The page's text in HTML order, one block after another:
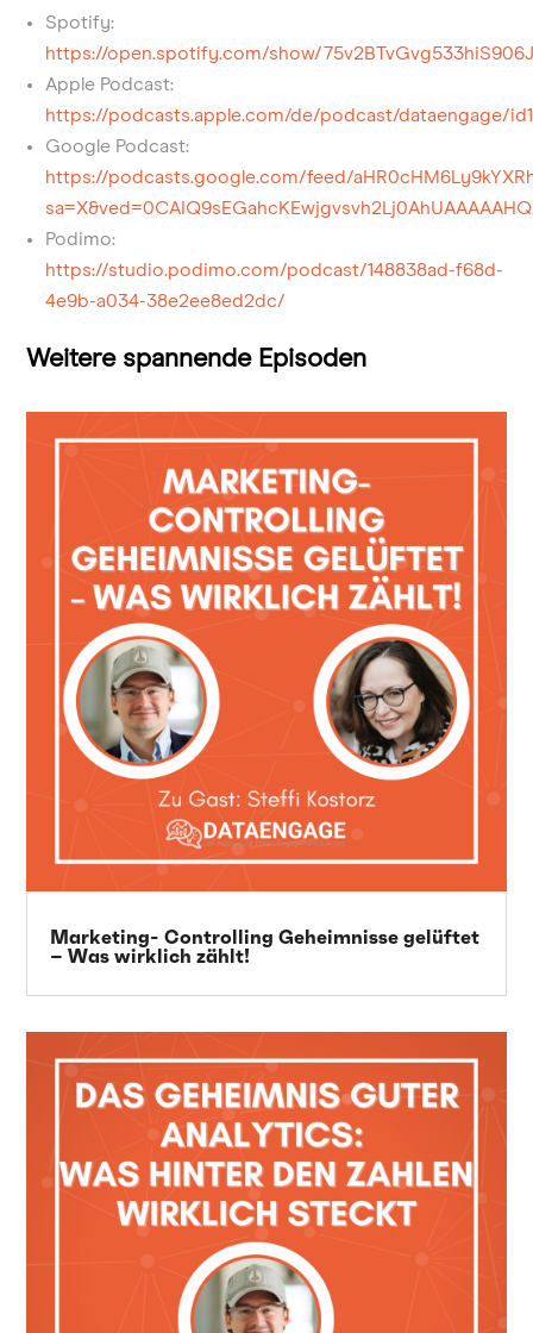
Spotify:
https://open.spotify.com/show/
Apple Podcast:
https://podcasts.apple.com/de/podcast/dataengage/
Google Podcast:
https://podcasts.google.com/feed/
Podimo:
https://studio.podimo.com/podcast/148838ad-f68d-
4e9b-a034-38e2ee8ed2dc/
Weitere spannende Episoden
Marketing- Controlling Geheimnisse gelüftet
– Was wirklich zählt!